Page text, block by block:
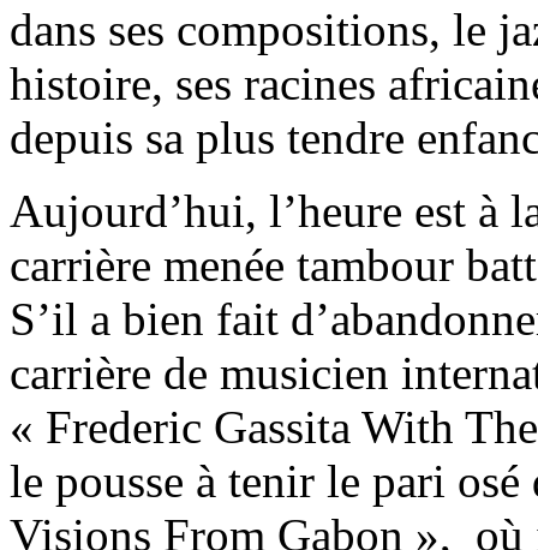
dans ses compositions, le
histoire, ses racines
depuis sa plus tendre
Aujourd’hui, l’heure est à
carrière menée tambour
S’il a bien fait
carrière de musicien
« Frederic Gassita With
le pousse à tenir le pari
Visions From Gabon », où